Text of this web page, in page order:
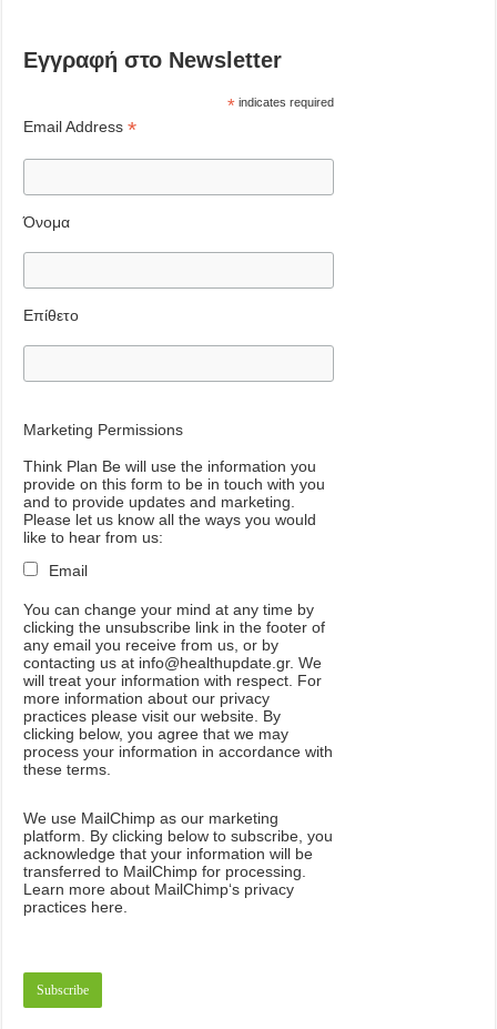
Εγγραφή στο Newsletter
*indicates required
Email Address*
Όνομα
Επίθετο
Marketing Permissions
Think Plan Be will use the information you
provide on this form to be in touch with you
and to provide updates and marketing.
Please let us know all the ways you would
like to hear from us:
Email
You can change your mind at any time by
clicking the unsubscribe link in the footer of
any email you receive from us, or by
contacting us at info@healthupdate.gr. We
will treat your information with respect. For
more information about our privacy
practices please visit our website. By
clicking below, you agree that we may
process your information in accordance with
these terms.
We use MailChimp as our marketing
platform. By clicking below to subscribe,you
acknowledge that your information will be
transferred to MailChimp for processing.
Learn more about MailChimp‘s privacy
practices here.